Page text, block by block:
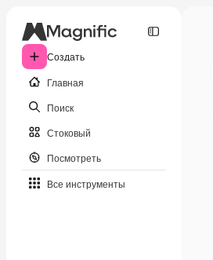
Создать
Главная
Поиск
Стоковый
Посмотреть
Все инструменты